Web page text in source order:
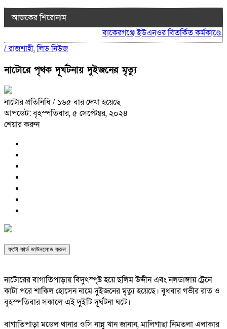
আজকের শিরোনাম
বাকেরগঞ্জে ইউএনওর বিতর্কিত কর্মকাণ্ডে
/রাজশাহী,লিড নিউজ
নাটোরে পৃথক দূর্ঘটনায় দুইজনের মৃত্যু
নাটোর প্রতিনিধি/ ১৬৫ বার দেখা হয়েছে
আপডেট: বৃহস্পতিবার, ৫ সেপ্টেম্বর, ২০২৪
শেয়ার করুন
ফটো কার্ড ডাউনলোড করুন
নাটোরের বাগাতিপাড়ায় বিদুৎস্পৃষ্ট হয়ে ছলিম উদ্দীন এবং নলডাঙ্গায় ট্রেনে
কাটা পরে শাকিল হোসেন নামে দুইজনের মৃত্যু হয়েছে। বুধবার গভীর রাত ও
বৃহস্পতিবার সকালে এই দুইটি দূর্ঘটনা ঘটে।
বাগাতিপাড়া মডেল থানার ওসি নান্নু খান জানান, মালিগাছা নিমতলা এলাকার